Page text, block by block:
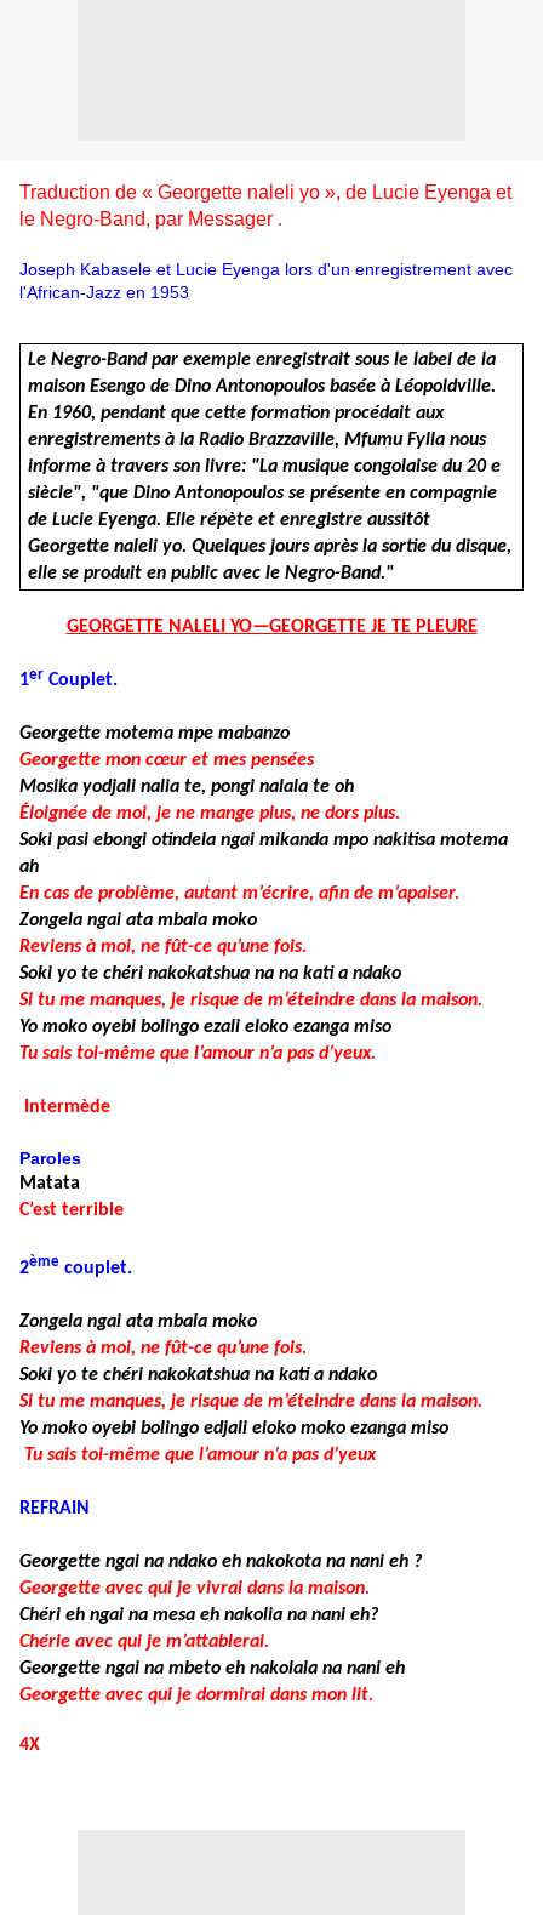
Traduction de « Georgette naleli yo », de Lucie Eyenga et
le Negro-Band, par Messager .
Joseph Kabasele et Lucie Eyenga lors d'un enregistrement avec
l'African-Jazz en 1953
Le Negro-Band par exemple enregistrait sous le label de la
maison Esengo de Dino Antonopoulos basée à Léopoldville.
En 1960, pendant que cette formation procédait aux
enregistrements à la Radio Brazzaville, Mfumu Fylla nous
informe à travers son livre: "La musique congolaise du 20 e
siècle", "que Dino Antonopoulos se présente en compagnie
de Lucie Eyenga. Elle répète et enregistre aussitôt
Georgette naleli yo. Quelques jours après la sortie du disque,
elle se produit en public avec le Negro-Band."
GEORGETTE NALELI YO—GEORGETTE JE TE PLEURE
1er Couplet.
Georgette motema mpe mabanzo
Georgette mon cœur et mes pensées
Mosika yodjali nalia te, pongi nalala te oh
Éloignée de moi, je ne mange plus, ne dors plus.
Soki pasi ebongi otindela ngai mikanda mpo nakitisa motema
ah
En cas de problème, autant m’écrire, afin de m’apaiser.
Zongela ngai ata mbala moko
Reviens à moi, ne fût-ce qu’une fois.
Soki yo te chéri nakokatshua na na kati a ndako
Si tu me manques, je risque de m’éteindre dans la maison.
Yo moko oyebi bolingo ezali eloko ezanga miso
Tu sais toi-même que l’amour n’a pas d’yeux.
Intermède
Paroles
Matata
C’est terrible
2ème couplet.
Zongela ngai ata mbala moko
Reviens à moi, ne fût-ce qu’une fois.
Soki yo te chéri nakokatshua na kati a ndako
Si tu me manques, je risque de m’éteindre dans la maison.
Yo moko oyebi bolingo edjali eloko moko ezanga miso
Tu sais toi-même que l’amour n’a pas d’yeux
REFRAIN
Georgette ngai na ndako eh nakokota na nani eh ?
Georgette avec qui je vivrai dans la maison.
Chéri eh ngai na mesa eh nakolia na nani eh?
Chérie avec qui je m’attablerai.
Georgette ngai na mbeto eh nakolala na nani eh
Georgette avec qui je dormirai dans mon lit.
4X